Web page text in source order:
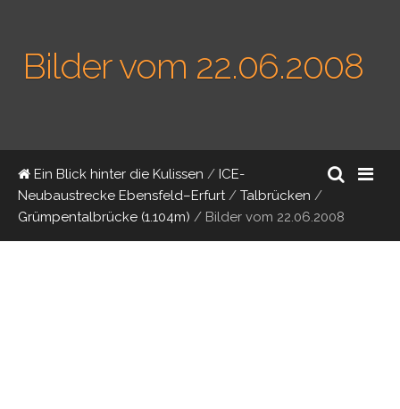
Bilder vom 22.06.2008
Ein Blick hinter die Kulissen / ICE-
Neubaustrecke Ebensfeld–Erfurt/ Talbrücken /
Grümpentalbrücke (1.104m) / Bilder vom 22.06.2008